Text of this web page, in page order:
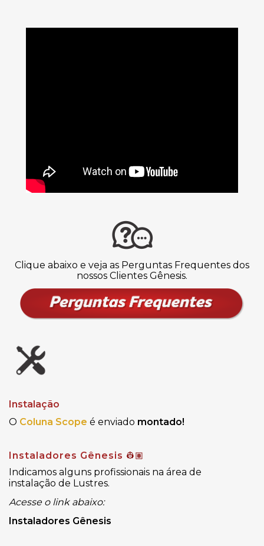
Clique abaixo e veja as Perguntas Frequentes dos
nossos Clientes Gênesis.
Instalação
O Coluna Scope é enviado montado!
Instaladores Gênesis 👷🏽
Indicamos alguns profissionais na área de
instalação de Lustres.
Acesse o link abaixo:
Instaladores Gênesis